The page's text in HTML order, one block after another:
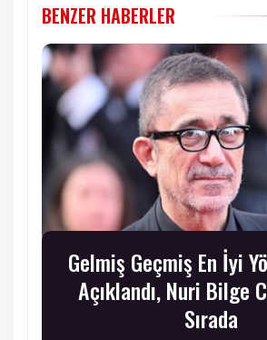
BENZER HABERLER
Gelmiş Geçmiş En İyi
Açıklandı, Nuri Bilge
Sırada